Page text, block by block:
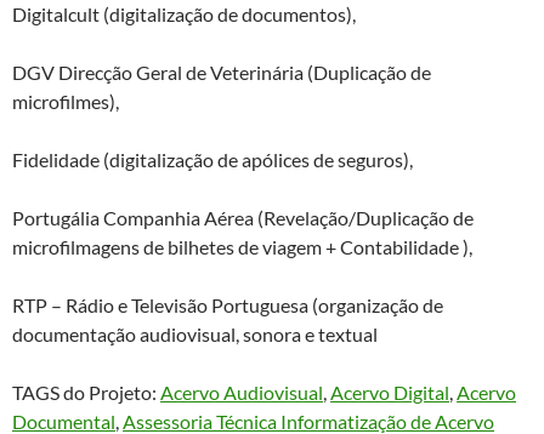
Digitalcult (digitalização de documentos),
DGV Direcção Geral de Veterinária (Duplicação de
microfilmes),
Fidelidade (digitalização de apólices de seguros),
Portugália Companhia Aérea (Revelação/Duplicação de
microfilmagens de bilhetes de viagem + Contabilidade ),
RTP – Rádio e Televisão Portuguesa (organização de
documentação audiovisual, sonora e textual
TAGS do Projeto: Acervo Audiovisual Acervo Digital Acervo
Documental Assessoria Técnica Informatização de Acervo